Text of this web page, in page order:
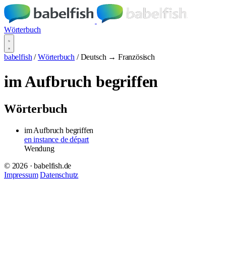
Wörterbuch
babelfish / Wörterbuch / Deutsch → Französisch
im Aufbruch begriffen
Wörterbuch
im Aufbruch begriffen
en instance de départ
Wendung
© 2026 · babelfish.de
Impressum Datenschutz